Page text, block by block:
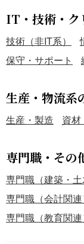
IT・技術・ク
技術（非IT系）
保守・サポート
生産・物流系
生産・製造 資材
専門職・その
専門職（建築・土
専門職（会計関連
専門職（教育関連